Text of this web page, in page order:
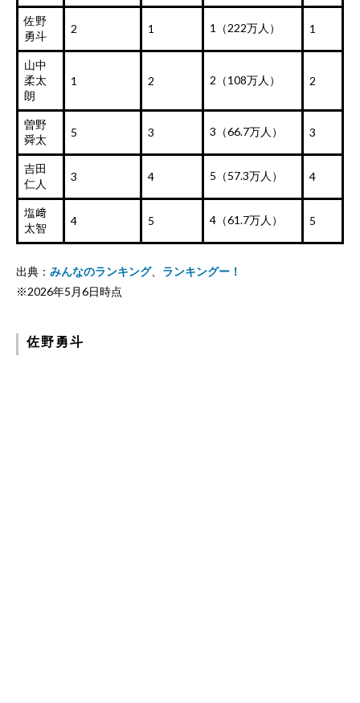
佐野
勇斗
2 1 1（222万人） 1
山中
柔太
朗
1 2 2（108万人） 2
曽野
舜太
5 3 3（66.7万人） 3
吉田
仁人
3 4 5（57.3万人） 4
塩﨑
太智
4 5 4（61.7万人） 5
出典： みんなのランキング、 ランキングー！
※2026年5月6日時点
佐野勇斗